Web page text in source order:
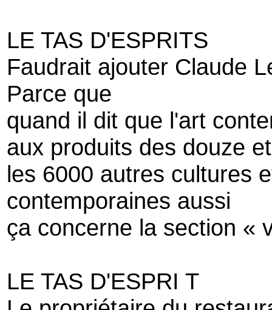
LE TAS D'ESPRITS
Faudrait ajouter Claude
Parce que
quand il dit que l'art
aux produits des douze
les 6000 autres cultures
contemporaines aussi
ça concerne la section «
LE TAS D'ESPRI T